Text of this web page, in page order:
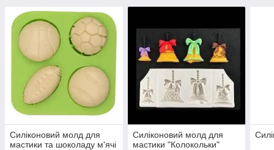
Силіконовий молд для
мастики та шоколаду м'ячі
Силіконовий молд для
мастики "Колокольки"